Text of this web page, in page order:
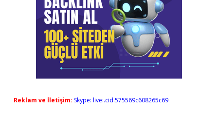
Reklam ve İletişim: Skype: live:.cid.575569c608265c69